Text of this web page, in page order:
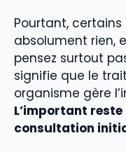
Pourtant, certains
absolument rien,
pensez surtout
signifie que le
organisme gère
L’important
consultation